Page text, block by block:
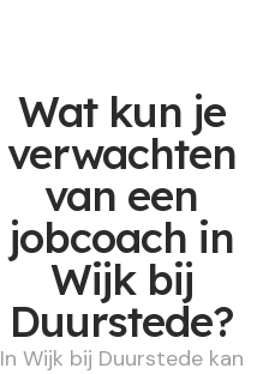
Wat kun je
verwachten
van een
jobcoach in
Wijk bij
Duurstede?
In Wijk bij Duurstede kan